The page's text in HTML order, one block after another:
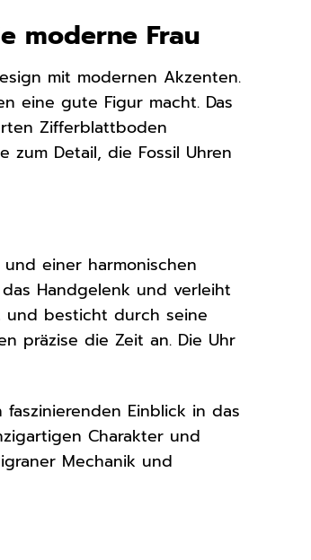
moderne Frau
mit modernen Akzenten.
eine gute Figur macht. Das
Zifferblattboden
Detail, die Fossil Uhren
einer harmonischen
Handgelenk und verleiht
und besticht durch seine
präzise die Zeit an. Die Uhr
Einblick in das
Charakter und
Mechanik und